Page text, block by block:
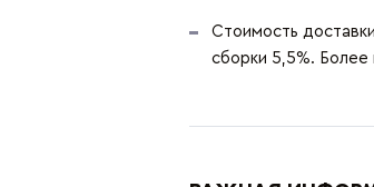
Стоимость
сборки 5,5%. Более